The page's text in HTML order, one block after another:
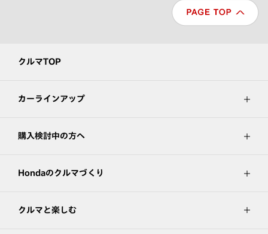
クルマTOP
カーラインアップ
購入検討中の方へ
Hondaのクルマづくり
クルマと楽しむ